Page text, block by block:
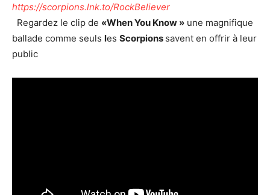
https://scorpions.lnk.to/RockBeliever
Regardez le clip de «When You Know » une magnifique
ballade comme seuls les Scorpions savent en offrir à leur
public